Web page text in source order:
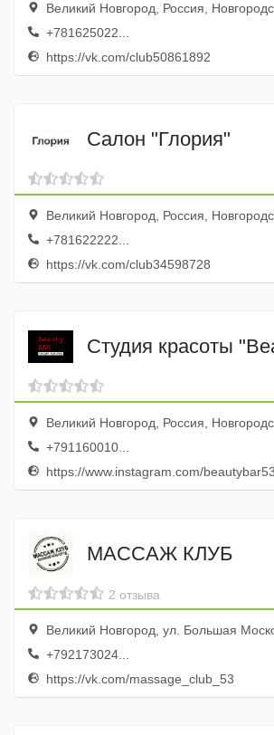
Великий Новгород, Россия, Новгородская область, г. Великий
+781625022...
https://vk.com/club50861892
Салон "Глория"
Великий Новгород, Россия, Новгородская область, г. Великий Новгород,
+781622222...
https://vk.com/club34598728
Студия красоты
Великий Новгород, Россия, Новгородская область, г. Великий Новгород,
+791160010...
https://www.instagram.com/
МАССАЖ КЛУБ
2 отзыва
Великий Новгород, ул. Большая Московская,
+792173024...
https://vk.com/massage_club_53